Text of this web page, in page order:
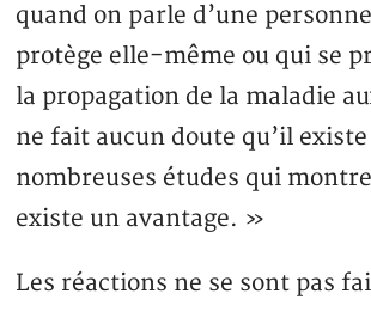
quand on parle d’une
protège elle-même ou qui se
la propagation de la maladie
ne fait aucun doute qu’il existe
nombreuses études qui
existe un avantage. »
Les réactions ne se sont pas